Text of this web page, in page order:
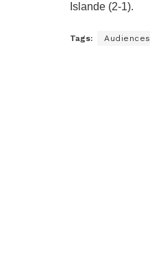
Islande (2-1).
Tags: Audiences